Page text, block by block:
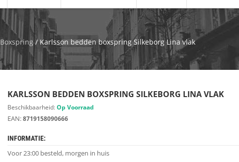
Boxspring/ Karlsson bedden boxspring Silkeborg Lina vlak
KARLSSON BEDDEN BOXSPRING SILKEBORG LINA VLAK
Beschikbaarheid:Op Voorraad
EAN:8719158090666
INFORMATIE:
Voor 23:00 besteld, morgen in huis